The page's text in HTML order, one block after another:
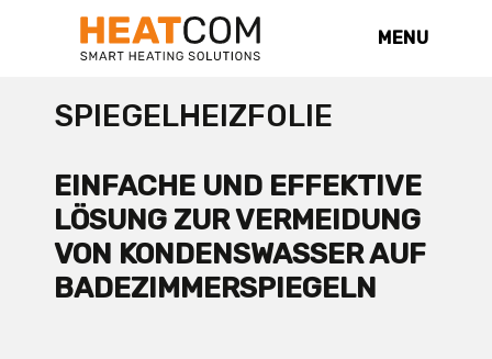
MENU
SPIEGELHEIZFOLIE
EINFACHE UND EFFEKTIVE
LÖSUNG ZUR VERMEIDUNG
VON KONDENSWASSER AUF
BADEZIMMERSPIEGELN